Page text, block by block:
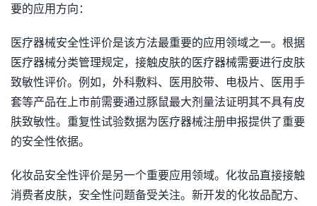
要的应用方向：
医疗器械安全性评价是该方法最重要的应用领域之一。根据
医疗器械分类管理规定，接触皮肤的医疗器械需要进行皮肤
致敏性评价。例如，外科敷料、医用胶带、电极片、医用手
套等产品在上市前需要通过豚鼠最大剂量法证明其不具有皮
肤致敏性。重复性试验数据为医疗器械注册申报提供了重要
的安全性依据。
化妆品安全性评价是另一个重要应用领域。化妆品直接接触
消费者皮肤，安全性问题备受关注。新开发的化妆品配方、